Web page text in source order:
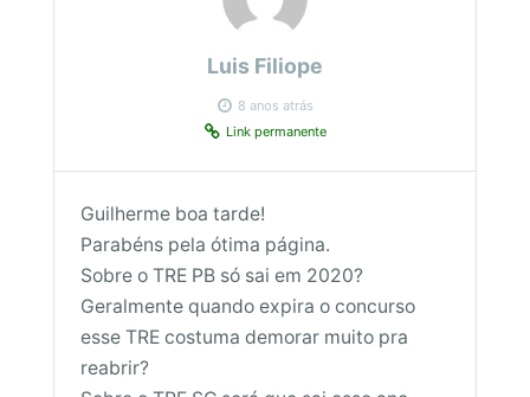
Luis Filiope
8 anos atrás
Link permanente
Guilherme boa tarde!
Parabéns pela ótima página.
Sobre o TRE PB só sai em 2020?
Geralmente quando expira o concurso
esse TRE costuma demorar muito pra
reabrir?